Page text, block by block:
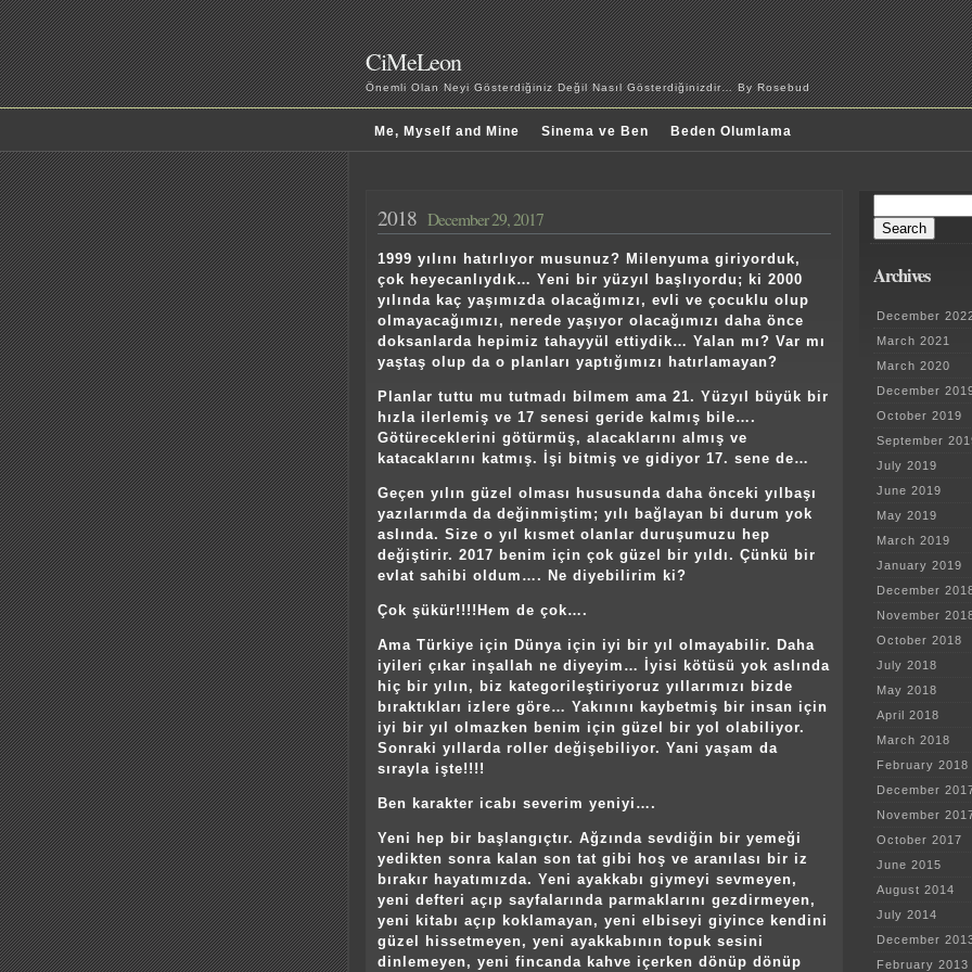
CiMeLeon
Önemli Olan Neyi Gösterdiğiniz Değil Nasıl Gösterdiğinizdir… By Rosebud
Me, Myself and Mine Sinema ve Ben Beden Olumlama
2018 December 29, 2017
1999 yılını hatırlıyor musunuz? Milenyuma giriyorduk,
çok heyecanlıydık… Yeni bir yüzyıl başlıyordu; ki 2000
yılında kaç yaşımızda olacağımızı, evli ve çocuklu olup
olmayacağımızı, nerede yaşıyor olacağımızı daha önce
doksanlarda hepimiz tahayyül ettiydik… Yalan mı? Var mı
yaştaş olup da o planları yaptığımızı hatırlamayan?
Planlar tuttu mu tutmadı bilmem ama 21. Yüzyıl büyük bir
hızla ilerlemiş ve 17 senesi geride kalmış bile….
Götüreceklerini götürmüş, alacaklarını almış ve
katacaklarını katmış. İşi bitmiş ve gidiyor 17. sene de…
Geçen yılın güzel olması hususunda daha önceki yılbaşı
yazılarımda da değinmiştim; yılı bağlayan bi durum yok
aslında. Size o yıl kısmet olanlar duruşumuzu hep
değiştirir. 2017 benim için çok güzel bir yıldı. Çünkü bir
evlat sahibi oldum…. Ne diyebilirim ki?
Çok şükür!!!!Hem de çok….
Ama Türkiye için Dünya için iyi bir yıl olmayabilir. Daha
iyileri çıkar inşallah ne diyeyim… İyisi kötüsü yok aslında
hiç bir yılın, biz kategorileştiriyoruz yıllarımızı bizde
bıraktıkları izlere göre… Yakınını kaybetmiş bir insan için
iyi bir yıl olmazken benim için güzel bir yol olabiliyor.
Sonraki yıllarda roller değişebiliyor. Yani yaşam da
sırayla işte!!!!
Ben karakter icabı severim yeniyi….
Yeni hep bir başlangıçtır. Ağzında sevdiğin bir yemeği
yedikten sonra kalan son tat gibi hoş ve aranılası bir iz
bırakır hayatımızda. Yeni ayakkabı giymeyi sevmeyen,
yeni defteri açıp sayfalarında parmaklarını gezdirmeyen,
yeni kitabı açıp koklamayan, yeni elbiseyi giyince kendini
güzel hissetmeyen, yeni ayakkabının topuk sesini
dinlemeyen, yeni fincanda kahve içerken dönüp dönüp
for:
Archives
December
March 2021
March 2020
December
October 2019
September
July 2019
June 2019
May 2019
March 2019
January 2019
December
November
October 2018
July 2018
May 2018
April 2018
March 2018
February 2018
December
November
October 2017
June 2015
August 2014
July 2014
December
February 2013